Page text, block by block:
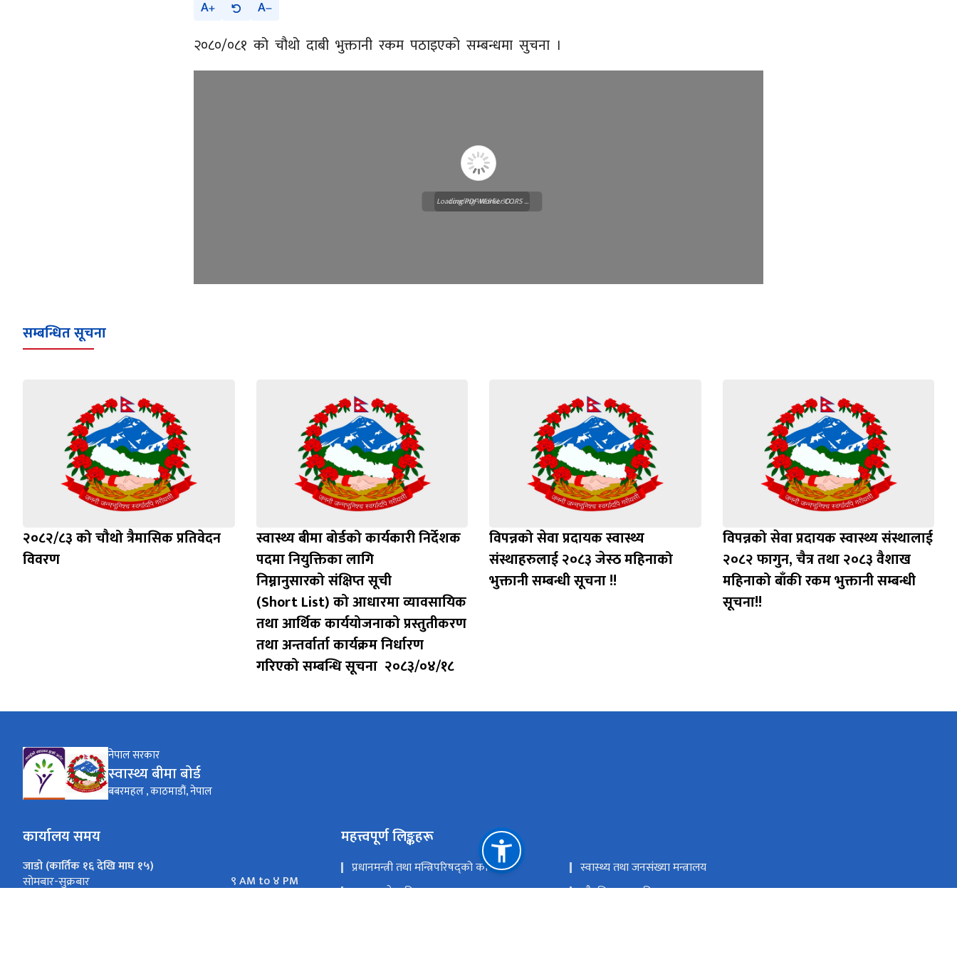
A A
२०८०/०८१ को चौथो दाबी भुक्तानी रकम पठाइएको सम्बन्धमा सुचना ।
Loading WEBGL 3D ...
Loading PDF Worker CORS ...
सम्बन्धित सूचना
२०८२/८३ को चौथो त्रैमासिक प्रतिवेदन
विवरण
स्वास्थ्य बीमा बोर्डको कार्यकारी निर्देशक
पदमा नियुक्तिका लागि
निम्नानुसारको संक्षिप्त सूची
(Short List) को आधारमा व्यावसायिक
तथा आर्थिक कार्ययोजनाको प्रस्तुतीकरण
तथा अन्तर्वार्ता कार्यक्रम निर्धारण
गरिएको सम्बन्धि सूचना २०८३/०४/१८
विपन्नको सेवा प्रदायक स्वास्थ्य
संस्थाहरुलाई २०८३ जेस्ठ महिनाको
भुक्तानी सम्बन्धी सूचना !!
विपन्नको सेवा प्रदायक स्वास्थ्य संस्थालाई
२०८२ फागुन, चैत्र तथा २०८३ वैशाख
महिनाको बाँकी रकम भुक्तानी सम्बन्धी
सूचना!!
नेपाल सरकार
स्वास्थ्य बीमा बाेर्ड
बबरमहल , काठमाडौं, नेपाल
कार्यालय समय
जाडो (कार्तिक १६ देखि माघ १५)
सोमबार-सुक्रबार
९ AM to ४ PM
महत्त्वपूर्ण लिङ्कहरू
प्रधानमन्त्री तथा मन्त्रिपरिषद्को कार्यालय
स्वास्थ्य तथा जनसंख्या मन्त्रालय
स्वास्थ्य सेवा विभाग
औषधि व्यवस्था विभाग